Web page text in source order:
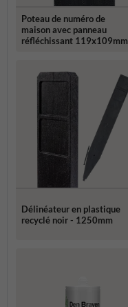
Poteau de numéro de
maison avec panneau
réfléchissant 119x109mm
Délinéateur en plastique
recyclé noir - 1250mm